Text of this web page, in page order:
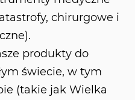
chirurgowe i
produkty do
świecie, w tym
(takie jak Wielka